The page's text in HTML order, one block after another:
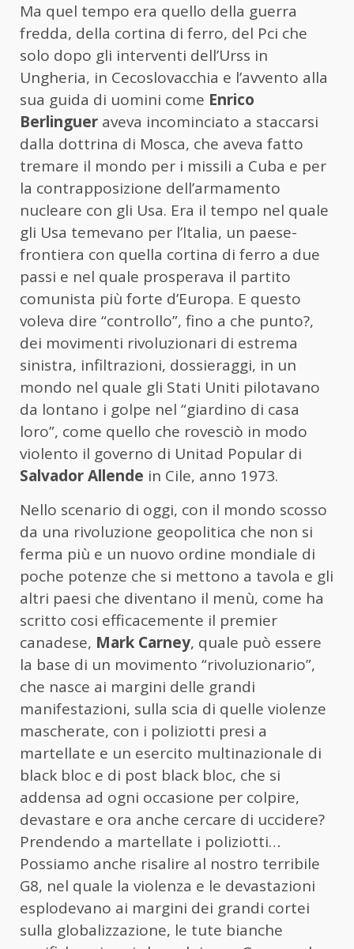
Ma quel tempo era quello della guerra
fredda, della cortina di ferro, del Pci che
solo dopo gli interventi dell’Urss in
Ungheria, in Cecoslovacchia e l’avvento alla
sua guida di uomini come Enrico
Berlinguer aveva incominciato a staccarsi
dalla dottrina di Mosca, che aveva fatto
tremare il mondo per i missili a Cuba e per
la contrapposizione dell’armamento
nucleare con gli Usa. Era il tempo nel quale
gli Usa temevano per l’Italia, un paese-
frontiera con quella cortina di ferro a due
passi e nel quale prosperava il partito
comunista più forte d’Europa. E questo
voleva dire “controllo”, fino a che punto?,
dei movimenti rivoluzionari di estrema
sinistra, infiltrazioni, dossieraggi, in un
mondo nel quale gli Stati Uniti pilotavano
da lontano i golpe nel “giardino di casa
loro”, come quello che rovesciò in modo
violento il governo di Unitad Popular di
Salvador Allende in Cile, anno 1973.
Nello scenario di oggi, con il mondo scosso
da una rivoluzione geopolitica che non si
ferma più e un nuovo ordine mondiale di
poche potenze che si mettono a tavola e gli
altri paesi che diventano il menù, come ha
scritto cosi efficacemente il premier
canadese, Mark Carney, quale può essere
la base di un movimento “rivoluzionario”,
che nasce ai margini delle grandi
manifestazioni, sulla scia di quelle violenze
mascherate, con i poliziotti presi a
martellate e un esercito multinazionale di
black bloc e di post black bloc, che si
addensa ad ogni occasione per colpire,
devastare e ora anche cercare di uccidere?
Prendendo a martellate i poliziotti…
Possiamo anche risalire al nostro terribile
G8, nel quale la violenza e le devastazioni
esplodevano ai margini dei grandi cortei
sulla globalizzazione, le tute bianche